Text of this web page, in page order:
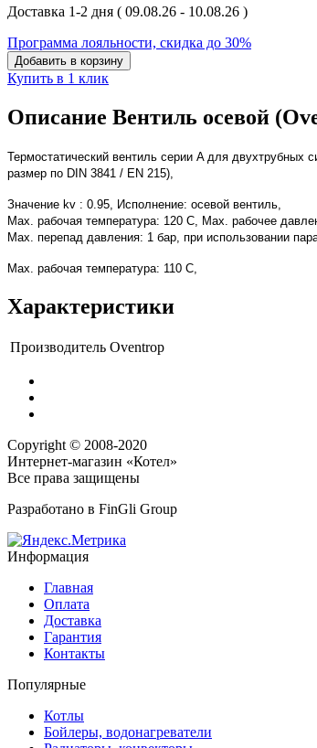
Доставка 1-2 дня ( 09.08.26 - 10.08.26 )
Программа лояльности, скидка до 30%
Добавить в корзину
Купить в 1 клик
Описание Вентиль осевой
Термостатический вентиль серии A для двухтрубных
размер по DIN 3841 / EN 215),
Значение kv : 0.95, Исполнение: осевой вентиль,
Max. рабочая температура: 120 C, Max. рабочее
Max. перепад давления: 1 бар, при использовании
Max. рабочая температура: 110 C,
Характеристики
Производитель Oventrop
Copyright © 2008-2020
Интернет-магазин «Котел»
Все права защищены
Разработано в FinGli Group
Информация
Главная
Оплата
Доставка
Гарантия
Контакты
Популярные
Котлы
Бойлеры, водонагреватели